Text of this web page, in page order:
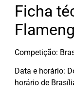
Ficha
Competição:
Data e horário:
horário de